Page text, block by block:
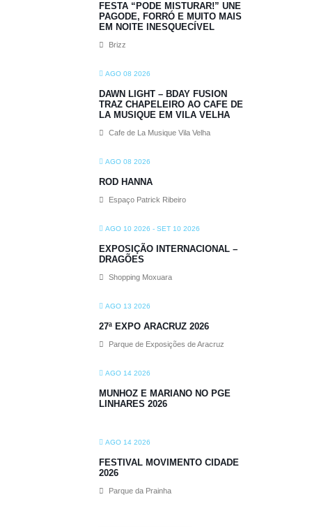
FESTA “PODE MISTURAR!” UNE
PAGODE, FORRÓ E MUITO MAIS
EM NOITE INESQUECÍVEL
Brizz
AGO 08 2026
DAWN LIGHT – BDAY FUSION
TRAZ CHAPELEIRO AO CAFE DE
LA MUSIQUE EM VILA VELHA
Cafe de La Musique Vila Velha
AGO 08 2026
ROD HANNA
Espaço Patrick Ribeiro
AGO 10 2026 - SET 10 2026
EXPOSIÇÃO INTERNACIONAL –
DRAGÕES
Shopping Moxuara
AGO 13 2026
27ª EXPO ARACRUZ 2026
Parque de Exposições de Aracruz
AGO 14 2026
MUNHOZ E MARIANO NO PGE
LINHARES 2026
AGO 14 2026
FESTIVAL MOVIMENTO CIDADE
2026
Parque da Prainha